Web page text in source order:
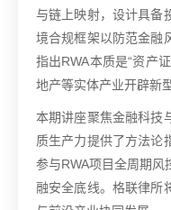
与链上映射，设计具备
境合规框架以防范金融
指出RWA本质是“资产
地产等实体产业开辟新
本期讲座聚焦金融科技
质生产力提供了方法论
参与RWA项目全周期
融安全底线。格联律所